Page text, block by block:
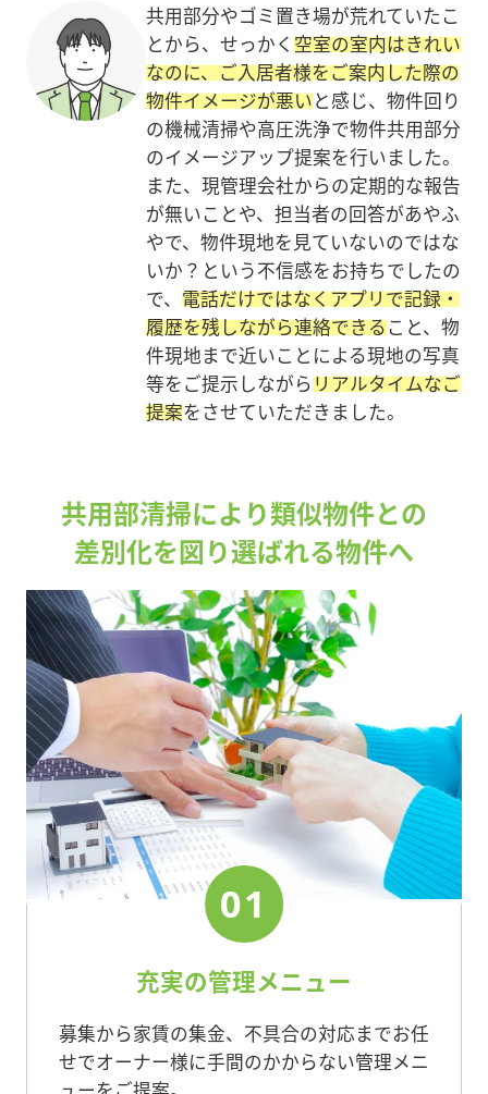
共用部分やゴミ置き場が荒れていたこ
とから、せっかく 空室の室内はきれい
なのに、ご入居者様をご案内した際の
物件イメージが悪いと感じ、物件回り
の機械清掃や高圧洗浄で物件共用部分
のイメージアップ提案を行いました。
また、現管理会社からの定期的な報告
が無いことや、担当者の回答があやふ
やで、物件現地を見ていないのではな
いか？という不信感をお持ちでしたの
で、 電話だけではなくアプリで記録・
履歴を残しながら連絡できること、物
件現地まで近いことによる現地の写真
等をご提示しながらリアルタイムなご
提案をさせていただきました。
共用部清掃により類似物件との
差別化を図り選ばれる物件へ
01
充実の管理メニュー
募集から家賃の集金、不具合の対応までお任
せでオーナー様に手間のかからない管理メニ